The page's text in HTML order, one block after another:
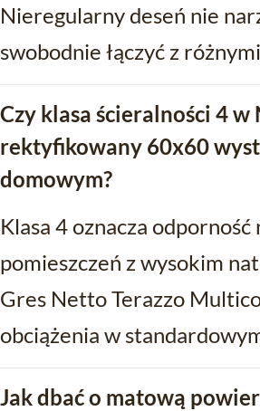
Nieregularny deseń nie
swobodnie łączyć z
Czy klasa ścieralności 4
rektyfikowany 60x60
domowym?
Klasa 4 oznacza
pomieszczeń z wysokim
Gres Netto Terazzo
obciążenia w
Jak dbać o matową